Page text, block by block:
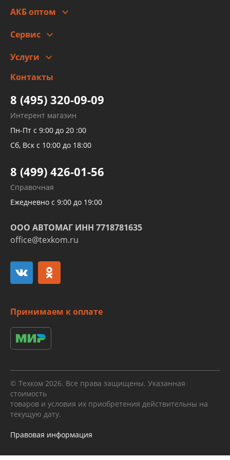
Гарантии и возврат
АКБ оптом
Сервис
Заправка кондиционера авто
Детейлинг
Услуги
высокого давления
Тормозных трубок
Рукавов гидроусилителей
Рукавов компрессоров и турбин
Трубок кондиционеров
Развертка пайка медных стальных
алюминиевых трубок и штуцеров
Контакты
8 (495) 320-09-09
Интерент магазин
Пн-Пт с 9:00 до 20 :00
Сб, Вск с 10:00 до 18:00
8 (499) 426-01-56
Справочная
Ежедневно с 9:00 до 19:00
ООО АВТОМАГ ИНН 7718781635
office@texkom.ru
Принимаем к оплате
© Техком 2026. Все права защищены. Указанная
стоимость
товаров и условия их приобретения действительны на
текущую дату.
Правовая информация